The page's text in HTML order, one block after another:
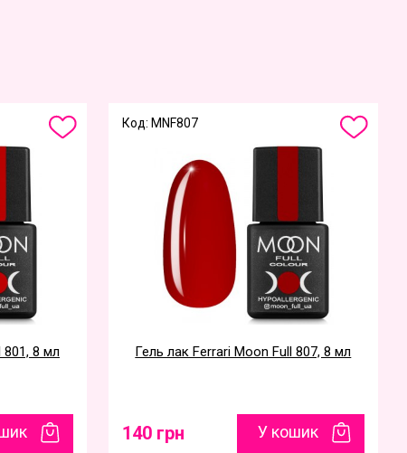
801, 8 мл
Код: MNF807
Гель лак Ferrari Moon Full 807, 8 мл
140 грн У кошик